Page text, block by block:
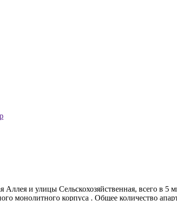
и улицы Сельскохозяйственная, всего в 5
монолитного корпуса . Общее количество